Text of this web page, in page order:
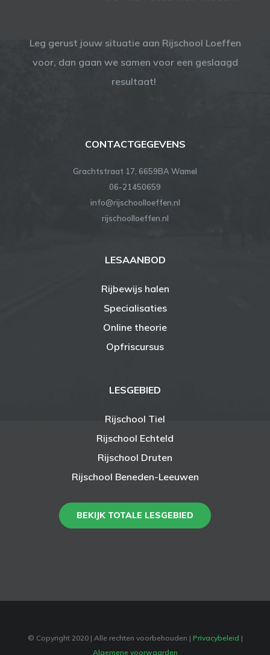
Leg gerust jouw situatie aan Rijschool Loeffen
voor, dan gaan we samen voor een geslaagd
resultaat!
CONTACTGEGEVENS
Grachtstraat 17, 6659BA Wamel
06-21450659
info@rijschoolloeffen.nl
rijschoolloeffen.nl
LESAANBOD
Rijbewijs halen
Specialisaties
Online theorie
Opfriscursus
LESGEBIED
Rijschool Tiel
Rijschool Echteld
Rijschool Druten
Rijschool Beneden-Leeuwen
BEKIJK TOTALE LESGEBIED
© Copyright 2020 | Alle rechten voorbehouden | Privacybeleid |
Algemene voorwaarden